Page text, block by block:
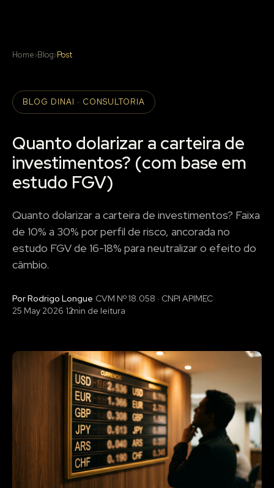
Home›Blog›Post
BLOG DINAI · CONSULTORIA
Quanto dolarizar a carteira de
investimentos? (com base em
estudo FGV)
Quanto dolarizar a carteira de investimentos? Faixa
de 10% a 30% por perfil de risco, ancorada no
estudo FGV de 16-18% para neutralizar o efeito do
câmbio.
Por Rodrigo Longue·CVM Nº 18.058 · CNPI APIMEC·
25 May 2026·12min de leitura